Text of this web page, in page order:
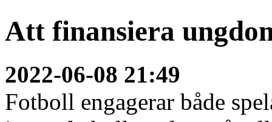
Att finansiera
2022-06-08 21:49
Fotboll engagerar både